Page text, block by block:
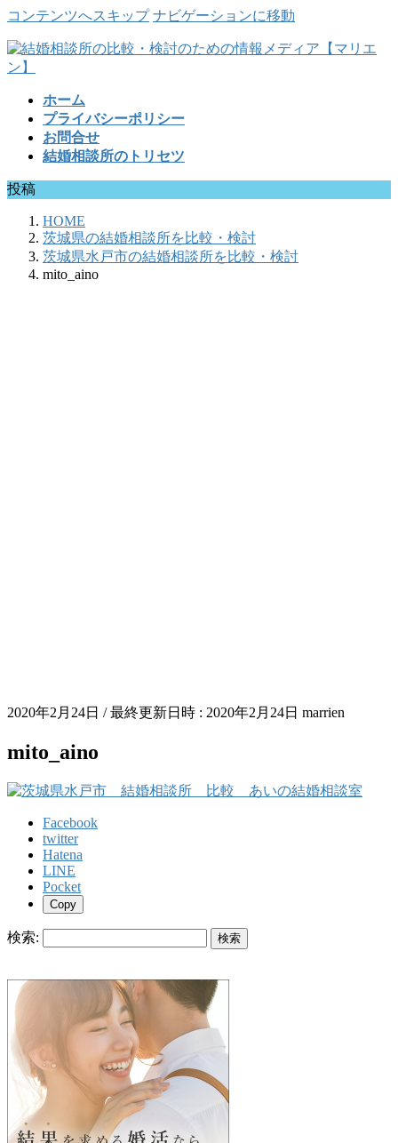
コンテンツへスキップ ナビゲーションに移動
ホーム
プライバシーポリシー
お問合せ
結婚相談所のトリセツ
投稿
HOME
茨城県の結婚相談所を比較・検討
茨城県水戸市の結婚相談所を比較・検討
mito_aino
2020年2月24日 / 最終更新日時 : 2020年2月24日 marrien
mito_aino
Facebook
twitter
Hatena
LINE
Pocket
Copy
検索: